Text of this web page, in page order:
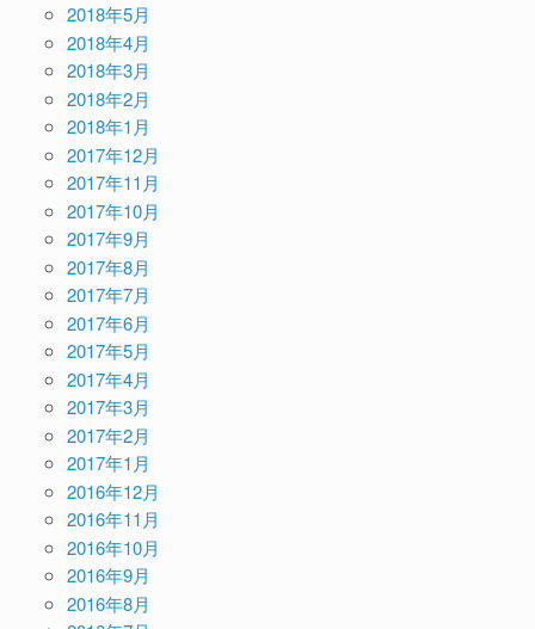
2018年5月
2018年4月
2018年3月
2018年2月
2018年1月
2017年12月
2017年11月
2017年10月
2017年9月
2017年8月
2017年7月
2017年6月
2017年5月
2017年4月
2017年3月
2017年2月
2017年1月
2016年12月
2016年11月
2016年10月
2016年9月
2016年8月